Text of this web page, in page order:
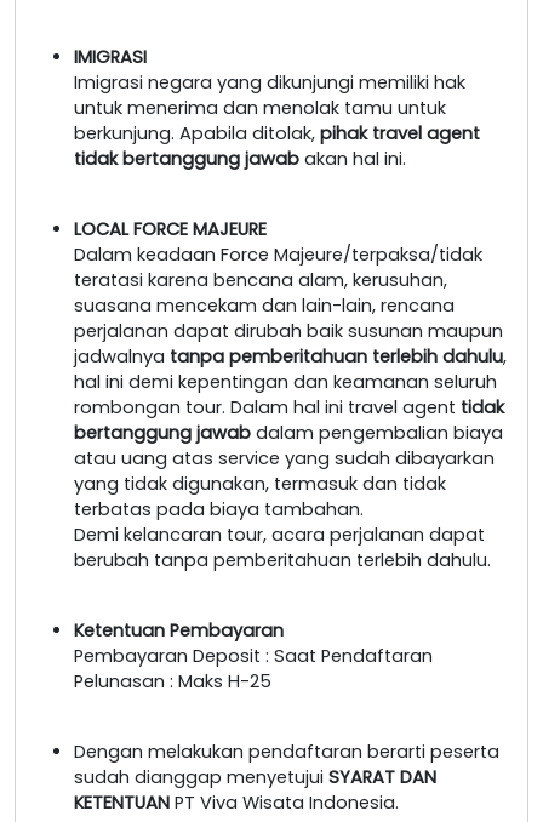
IMIGRASI
Imigrasi negara yang dikunjungi memiliki hak
untuk menerima dan menolak tamu untuk
berkunjung. Apabila ditolak, pihak travel agent
tidak bertanggung jawab akan hal ini.
LOCAL FORCE MAJEURE
Dalam keadaan Force Majeure/terpaksa/tidak
teratasi karena bencana alam, kerusuhan,
suasana mencekam dan lain-lain, rencana
perjalanan dapat dirubah baik susunan maupun
jadwalnya tanpa pemberitahuan terlebih dahulu,
hal ini demi kepentingan dan keamanan seluruh
rombongan tour. Dalam hal ini travel agent tidak
bertanggung jawab dalam pengembalian biaya
atau uang atas service yang sudah dibayarkan
yang tidak digunakan, termasuk dan tidak
terbatas pada biaya tambahan.
Demi kelancaran tour, acara perjalanan dapat
berubah tanpa pemberitahuan terlebih dahulu.
Ketentuan Pembayaran
Pembayaran Deposit : Saat Pendaftaran
Pelunasan : Maks H-25
Dengan melakukan pendaftaran berarti peserta
sudah dianggap menyetujui SYARAT DAN
KETENTUAN PT Viva Wisata Indonesia.